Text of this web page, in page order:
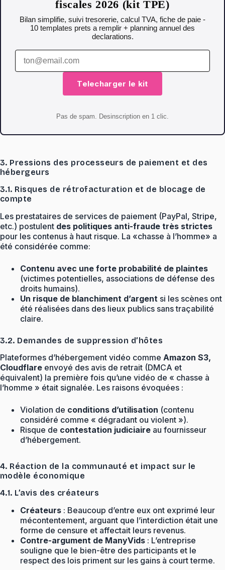
fiscales 2026 (kit TPE)
Bilan simplifie, suivi tresorerie, calcul TVA, fiche de paie -
10 templates prets a remplir + planning annuel des
declarations.
Telecharger le kit
Pas de spam. Desinscription en 1 clic.
3. Pressions des processeurs de paiement et des
hébergeurs
3.1. Risques de rétrofacturation et de blocage de
compte
Les prestataires de services de paiement (PayPal, Stripe,
etc.) postulent des politiques anti-fraude très strictes
pour les contenus à haut risque. La «chasse à l’homme» a
été considérée comme:
Contenu avec une forte probabilité de plaintes
(victimes potentielles, associations de défense des
droits humains).
Un risque de blanchiment d’argent si les scènes ont
été réalisées dans des lieux publics sans traçabilité
claire.
3.2. Demandes de suppression d’hôtes
Plateformes d’hébergement vidéo comme Amazon S3,
Cloudflare envoyé des avis de retrait (DMCA et
équivalent) la première fois qu’une vidéo de « chasse à
l’homme » était signalée. Les raisons évoquées :
Violation de conditions d’utilisation (contenu
considéré comme « dégradant ou violent »).
Risque de contestation judiciaire au fournisseur
d’hébergement.
4. Réaction de la communauté et impact sur le
modèle économique
4.1. L’avis des créateurs
Créateurs : Beaucoup d’entre eux ont exprimé leur
mécontentement, arguant que l’interdiction était une
forme de censure et affectait leurs revenus.
Contre-argument de ManyVids : L’entreprise
souligne que le bien-être des participants et le
respect des lois priment sur les gains à court terme.